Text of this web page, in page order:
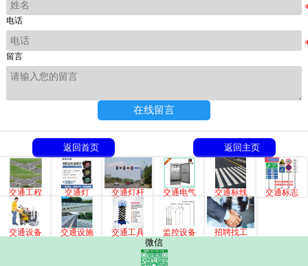
电话
留言
在线留言
返回首页 返回主页
交通工程 交通灯 交通灯杆 交通电气 交通标线 交通标志
交通设备 交通设施 交通工具 监控设备 招聘找工
微信